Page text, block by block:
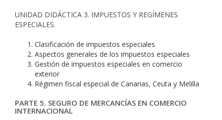
UNIDAD DIDÁCTICA 3. IMPUESTOS Y REGÍMENES
ESPECIALES.
Clasificación de impuestos especiales
Aspectos generales de los impuestos especiales
Gestión de impuestos especiales en comercio
exterior
Régimen fiscal especial de Canarias, Ceuta y Melilla
PARTE 5. SEGURO DE MERCANCÍAS EN COMERCIO
INTERNACIONAL